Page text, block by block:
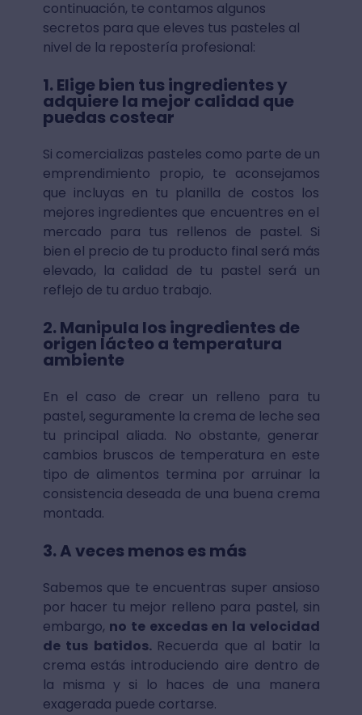
continuación, te contamos algunos
secretos para que eleves tus pasteles al
nivel de la repostería profesional:
1. Elige bien tus ingredientes y
adquiere la mejor calidad que
puedas costear
Si comercializas pasteles como parte de un
emprendimiento propio, te aconsejamos
que incluyas en tu planilla de costos los
mejores ingredientes que encuentres en el
mercado para tus rellenos de pastel. Si
bien el precio de tu producto final será más
elevado, la calidad de tu pastel será un
reflejo de tu arduo trabajo.
2. Manipula los ingredientes de
origen lácteo a temperatura
ambiente
En el caso de crear un relleno para tu
pastel, seguramente la crema de leche sea
tu principal aliada. No obstante, generar
cambios bruscos de temperatura en este
tipo de alimentos termina por arruinar la
consistencia deseada de una buena crema
montada.
3. A veces menos es más
Sabemos que te encuentras super ansioso
por hacer tu mejor relleno para pastel, sin
embargo, no te excedas en la velocidad
de tus batidos. Recuerda que al batir la
crema estás introduciendo aire dentro de
la misma y si lo haces de una manera
exagerada puede cortarse.